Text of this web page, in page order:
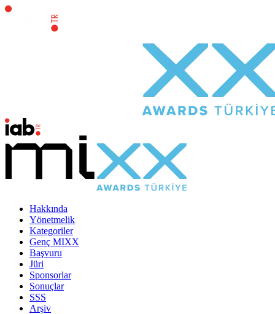
Hakkında
Yönetmelik
Kategoriler
Genç MIXX
Başvuru
Jüri
Sponsorlar
Sonuçlar
SSS
Arşiv